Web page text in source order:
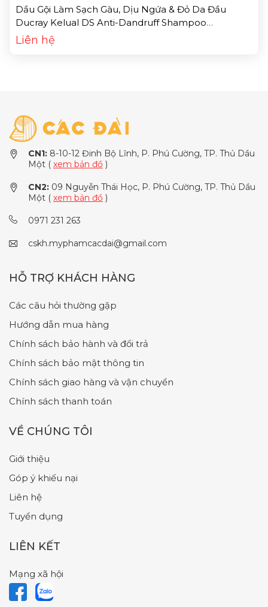
Dầu Gội Làm Sạch Gàu, Dịu Ngứa & Đỏ Da Đầu
Ducray Kelual DS Anti-Dandruff Shampoo
Antirecurrence (100ml)
Liên hệ
CN1: 8-10-12 Đinh Bộ Lĩnh, P. Phú Cường, TP. Thủ Dầu
Một ( xem bản đồ )
CN2: 09 Nguyễn Thái Học, P. Phú Cường, TP. Thủ Dầu
Một ( xem bản đồ )
0971 231 263
cskh.myphamcacdai@gmail.com
HỖ TRỢ KHÁCH HÀNG
Các câu hỏi thường gặp
Hướng dẫn mua hàng
Chính sách bảo hành và đổi trả
Chính sách bảo mật thông tin
Chính sách giao hàng và vận chuyển
Chính sách thanh toán
VỀ CHÚNG TÔI
Giới thiệu
Góp ý khiếu nại
Liên hệ
Tuyển dụng
LIÊN KẾT
Mạng xã hội